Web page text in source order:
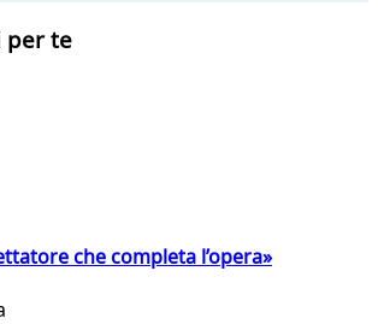
per te
che completa l’opera»